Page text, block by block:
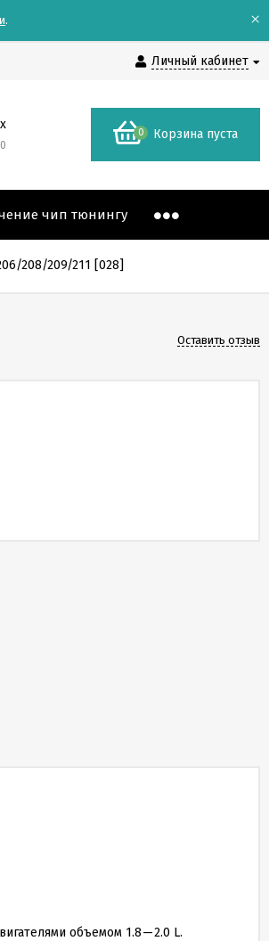
. ×
Личный кабинет
0 Корзина пуста
чип тюнингу
208/209/211 [028]
Оставить отзыв
объемом 1.8—2.0 L.